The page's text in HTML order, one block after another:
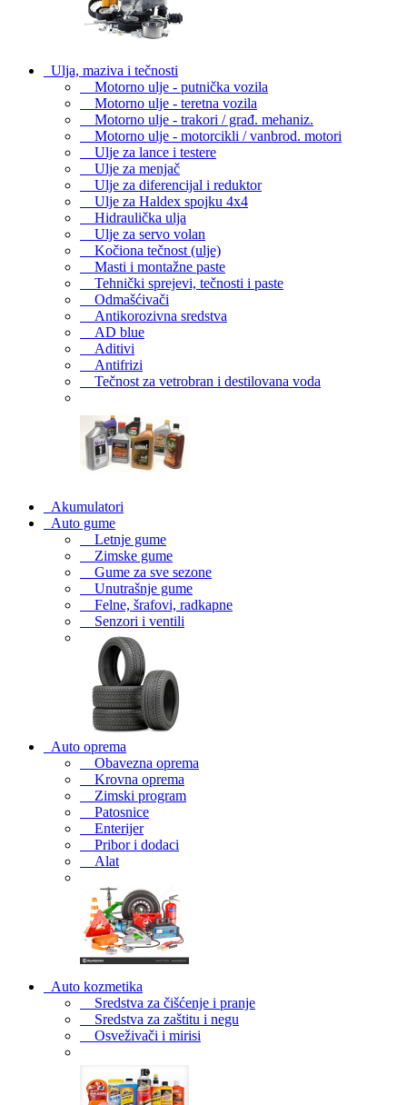
Ulja, maziva i tečnosti
Motorno ulje - putnička vozila
Motorno ulje - teretna vozila
Motorno ulje - trakori / građ. mehaniz.
Motorno ulje - motorcikli / vanbrod. motori
Ulje za lance i testere
Ulje za menjač
Ulje za diferencijal i reduktor
Ulje za Haldex spojku 4x4
Hidraulička ulja
Ulje za servo volan
Kočiona tečnost (ulje)
Masti i montažne paste
Tehnički sprejevi, tečnosti i paste
Odmašćivači
Antikorozivna sredstva
AD blue
Aditivi
Antifrizi
Tečnost za vetrobran i destilovana voda
Akumulatori
Auto gume
Letnje gume
Zimske gume
Gume za sve sezone
Unutrašnje gume
Felne, šrafovi, radkapne
Senzori i ventili
Auto oprema
Obavezna oprema
Krovna oprema
Zimski program
Patosnice
Enterijer
Pribor i dodaci
Alat
Auto kozmetika
Sredstva za čišćenje i pranje
Sredstva za zaštitu i negu
Osveživači i mirisi